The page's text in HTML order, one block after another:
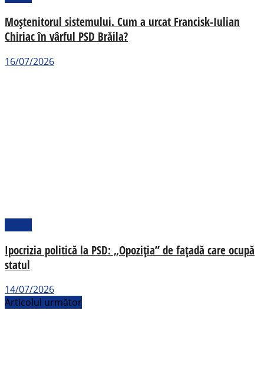
Moștenitorul sistemului. Cum a urcat Francisk-Iulian
Chiriac în vârful PSD Brăila?
16/07/2026
Ipocrizia politică la PSD: „Opoziția” de fațadă care ocupă
statul
14/07/2026
Articolul următor